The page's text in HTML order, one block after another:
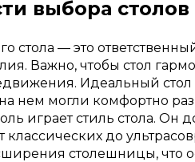
выбора
стола — это
Важно, чтобы стол
Идеальный стол
нем могли комфортно
играет стиль стола.
классических до
столешницы, что